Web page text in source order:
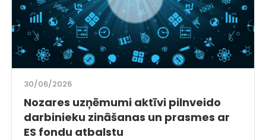
30/06/2026
Nozares uzņēmumi aktīvi pilnveido
darbinieku zināšanas un prasmes ar
ES fondu atbalstu